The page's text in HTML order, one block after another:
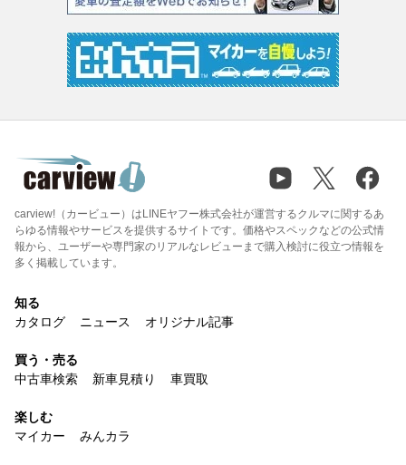
carview!（カービュー）はLINEヤフー株式会社が運営するクルマに関するあ
らゆる情報やサービスを提供するサイトです。価格やスペックなどの公式情
報から、ユーザーや専門家のリアルなレビューまで購入検討に役立つ情報を
多く掲載しています。
知る
カタログ
ニュース オリジナル記事
買う・売る
中古車検索
新車見積り 車買取
楽しむ
マイカー
みんカラ